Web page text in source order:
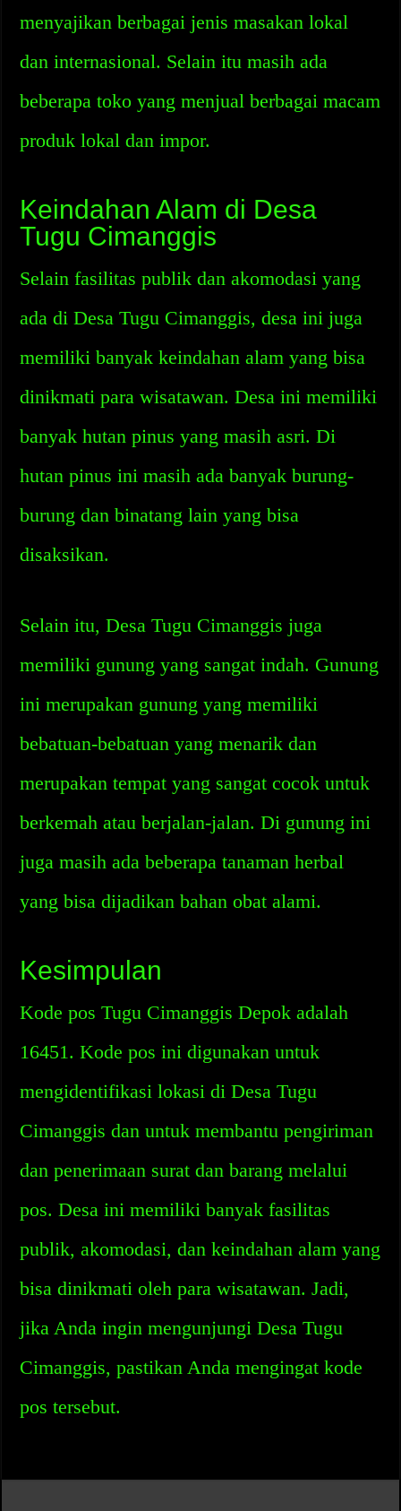
menyajikan berbagai jenis masakan lokal
dan internasional. Selain itu masih ada
beberapa toko yang menjual berbagai macam
produk lokal dan impor.
Keindahan Alam di Desa
Tugu Cimanggis
Selain fasilitas publik dan akomodasi yang
ada di Desa Tugu Cimanggis, desa ini juga
memiliki banyak keindahan alam yang bisa
dinikmati para wisatawan. Desa ini memiliki
banyak hutan pinus yang masih asri. Di
hutan pinus ini masih ada banyak burung-
burung dan binatang lain yang bisa
disaksikan.
Selain itu, Desa Tugu Cimanggis juga
memiliki gunung yang sangat indah. Gunung
ini merupakan gunung yang memiliki
bebatuan-bebatuan yang menarik dan
merupakan tempat yang sangat cocok untuk
berkemah atau berjalan-jalan. Di gunung ini
juga masih ada beberapa tanaman herbal
yang bisa dijadikan bahan obat alami.
Kesimpulan
Kode pos Tugu Cimanggis Depok adalah
16451. Kode pos ini digunakan untuk
mengidentifikasi lokasi di Desa Tugu
Cimanggis dan untuk membantu pengiriman
dan penerimaan surat dan barang melalui
pos. Desa ini memiliki banyak fasilitas
publik, akomodasi, dan keindahan alam yang
bisa dinikmati oleh para wisatawan. Jadi,
jika Anda ingin mengunjungi Desa Tugu
Cimanggis, pastikan Anda mengingat kode
pos tersebut.